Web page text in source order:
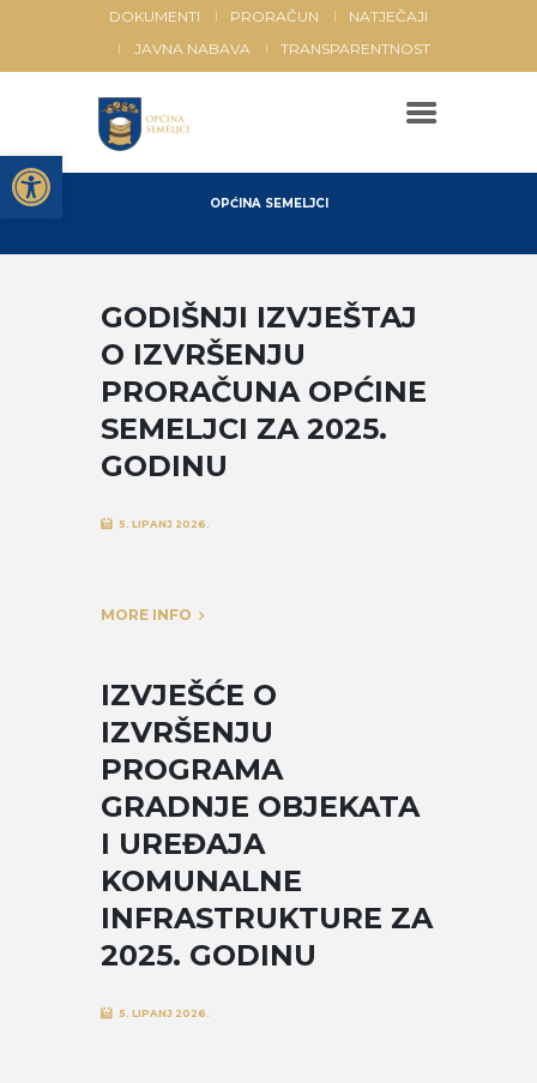
Open toolbar
DOKUMENTI PRORAČUN
NATJEČAJI
JAVNA NABAVA
TRANSPARENTNOST
OPĆINA SEMELJCI
GODIŠNJI IZVJEŠTAJ
O IZVRŠENJU
PRORAČUNA OPĆINE
SEMELJCI ZA 2025.
GODINU
5. LIPANJ 2026.
MORE INFO
IZVJEŠĆE O
IZVRŠENJU
PROGRAMA
GRADNJE OBJEKATA
I UREĐAJA
KOMUNALNE
INFRASTRUKTURE ZA
2025. GODINU
5. LIPANJ 2026.